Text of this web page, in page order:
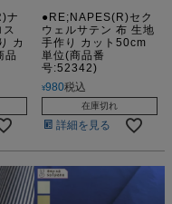
ナ
カ
品
●RE;NAPES(R)セク
ウェルサテン 布 生地
手作り カット50cm
単位(商品番
号:52342)
¥980税込
在庫切れ
詳細を見る